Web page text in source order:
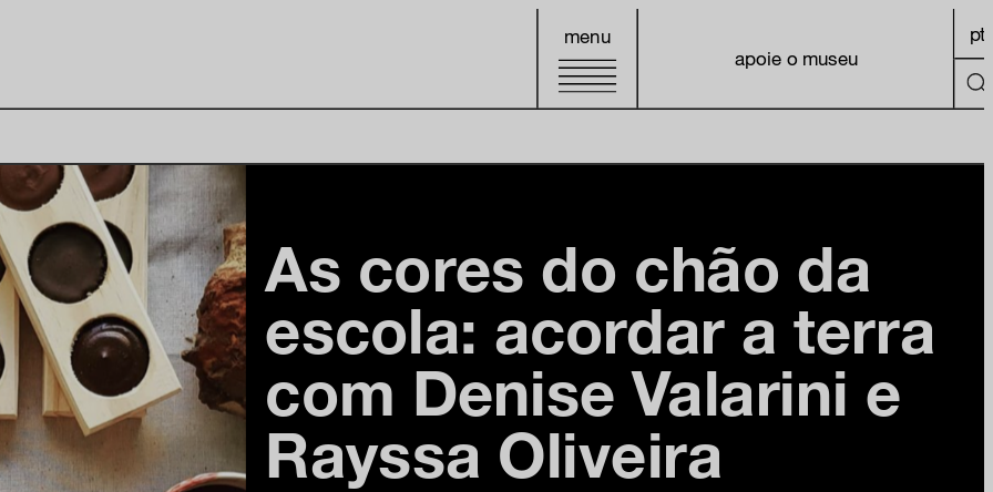
menu
apoie o museu
pt
As cores do chão da
escola: acordar a terra
com Denise Valarini e
Rayssa Oliveira